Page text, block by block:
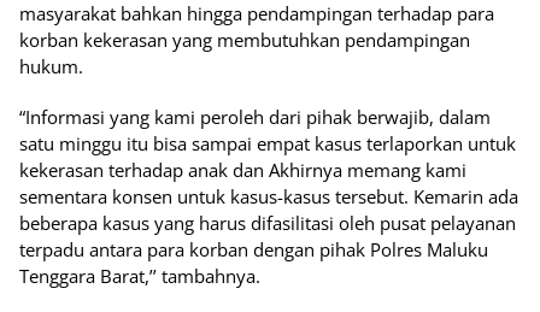
masyarakat bahkan hingga pendampingan terhadap para
korban kekerasan yang membutuhkan pendampingan
hukum.
“Informasi yang kami peroleh dari pihak berwajib, dalam
satu minggu itu bisa sampai empat kasus terlaporkan untuk
kekerasan terhadap anak dan Akhirnya memang kami
sementara konsen untuk kasus-kasus tersebut. Kemarin ada
beberapa kasus yang harus difasilitasi oleh pusat pelayanan
terpadu antara para korban dengan pihak Polres Maluku
Tenggara Barat,’’ tambahnya.